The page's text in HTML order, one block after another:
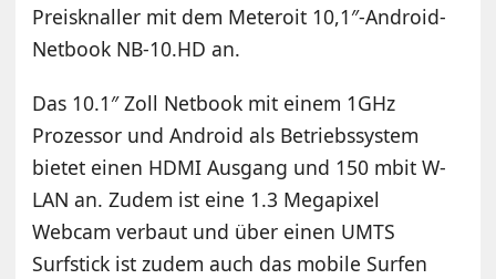
Preisknaller mit dem Meteroit 10,1″-Android-
Netbook NB-10.HD an.
Das 10.1″ Zoll Netbook mit einem 1GHz
Prozessor und Android als Betriebssystem
bietet einen HDMI Ausgang und 150 mbit W-
LAN an. Zudem ist eine 1.3 Megapixel
Webcam verbaut und über einen UMTS
Surfstick ist zudem auch das mobile Surfen